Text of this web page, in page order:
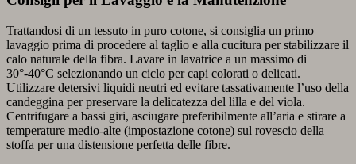
Trattandosi di un tessuto in puro cotone, si consiglia un primo
lavaggio prima di procedere al taglio e alla cucitura per stabilizzare il
calo naturale della fibra. Lavare in lavatrice a un massimo di
30°-40°C selezionando un ciclo per capi colorati o delicati.
Utilizzare detersivi liquidi neutri ed evitare tassativamente l’uso della
candeggina per preservare la delicatezza del lilla e del viola.
Centrifugare a bassi giri, asciugare preferibilmente all’aria e stirare a
temperature medio-alte (impostazione cotone) sul rovescio della
stoffa per una distensione perfetta delle fibre.